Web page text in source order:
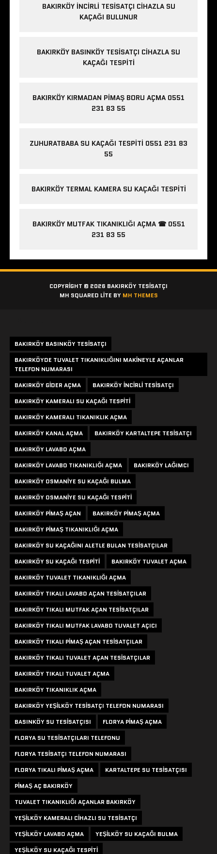
BAKIRKÖY İNCIRLI TESISATÇI CIHAZLA SU
KAÇAĞI BULUNUR
BAKIRKÖY BASINKÖY TESISATÇI CIHAZLA SU
KAÇAĞI TESPITI
BAKIRKÖY KIRMADAN PIMAŞ BORU AÇMA 0551
231 83 55
ZUHURATBABA SU KAÇAĞI TESPITI 0551 231 83
55
BAKIRKÖY TERMAL KAMERA SU KAÇAĞI TESPITI
BAKIRKÖY MUTFAK TIKANIKLIĞI AÇMA ☎ 0551
231 83 55
COPYRIGHT © 2026 BAKIRKÖY TESISATÇI
MH SQUARED LITE BY MH THEMES
BAKIRKÖY BASINKÖY TESISATÇI
BAKIRKÖYDE TUVALET TIKANIKLIĞINI MAKINEYLE AÇANLAR
TELEFON NUMARASI
BAKIRKÖY GIDER AÇMA
BAKIRKÖY INCIRLI TESISATÇI
BAKIRKÖY KAMERALI SU KAÇAĞI TESPITI
BAKIRKÖY KAMERALI TIKANIKLIK AÇMA
BAKIRKÖY KANAL AÇMA
BAKIRKÖY KARTALTEPE TESISATÇI
BAKIRKÖY LAVABO AÇMA
BAKIRKÖY LAVABO TIKANIKLIĞI AÇMA
BAKIRKÖY LAĞIMCI
BAKIRKÖY OSMANIYE SU KAÇAĞI BULMA
BAKIRKÖY OSMANIYE SU KAÇAĞI TESPITI
BAKIRKÖY PIMAŞ AÇAN
BAKIRKÖY PIMAŞ AÇMA
BAKIRKÖY PIMAŞ TIKANIKLIĞI AÇMA
BAKIRKÖY SU KAÇAĞINI ALETLE BULAN TESISATÇILAR
BAKIRKÖY SU KAÇAĞI TESPITI
BAKIRKÖY TUVALET AÇMA
BAKIRKÖY TUVALET TIKANIKLIĞI AÇMA
BAKIRKÖY TIKALI LAVABO AÇAN TESISATÇILAR
BAKIRKÖY TIKALI MUTFAK AÇAN TESISATÇILAR
BAKIRKÖY TIKALI MUTFAK LAVABO TUVALET AÇICI
BAKIRKÖY TIKALI PIMAŞ AÇAN TESISATÇILAR
BAKIRKÖY TIKALI TUVALET AÇAN TESISATÇILAR
BAKIRKÖY TIKALI TUVALET AÇMA
BAKIRKÖY TIKANIKLIK AÇMA
BAKIRKÖY YEŞILKÖY TESISATÇI TELEFON NUMARASI
BASINKÖY SU TESISATÇISI
FLORYA PIMAŞ AÇMA
FLORYA SU TESISATÇILARI TELEFONU
FLORYA TESISATÇI TELEFON NUMARASI
FLORYA TIKALI PIMAŞ AÇMA
KARTALTEPE SU TESISATÇISI
PIMAŞ AÇ BAKIRKÖY
TUVALET TIKANIKLIĞI AÇANLAR BAKIRKÖY
YEŞILKÖY KAMERALI CIHAZLI SU TESISATÇI
YEŞILKÖY LAVABO AÇMA
YEŞILKÖY SU KAÇAĞI BULMA
YEŞILKÖY SU KAÇAĞI TESPITI